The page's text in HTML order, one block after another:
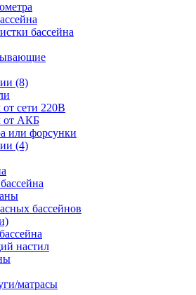
бассейна
(8)
сети 220В
от АКБ
или форсунки
(4)
бассейнов
настил
матрасы